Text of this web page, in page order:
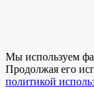
Мы используем
Продолжая его
политикой